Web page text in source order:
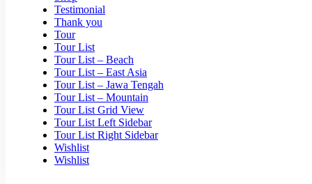
Testimonial
Thank you
Tour
Tour List
Tour List – Beach
Tour List – East Asia
Tour List – Jawa Tengah
Tour List – Mountain
Tour List Grid View
Tour List Left Sidebar
Tour List Right Sidebar
Wishlist
Wishlist